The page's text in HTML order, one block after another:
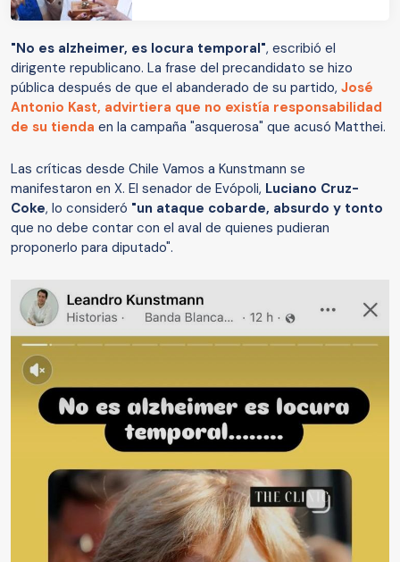
"No es alzheimer, es locura temporal", escribió el
dirigente republicano. La frase del precandidato se hizo
pública después de que el abanderado de su partido, José
Antonio Kast, advirtiera que no existía responsabilidad
de su tienda en la campaña "asquerosa" que acusó Matthei.
Las críticas desde Chile Vamos a Kunstmann se
manifestaron en X. El senador de Evópoli, Luciano Cruz-
Coke, lo consideró "un ataque cobarde, absurdo y tonto
que no debe contar con el aval de quienes pudieran
proponerlo para diputado".